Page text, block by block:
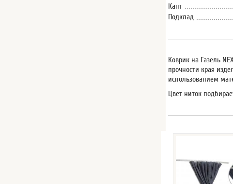
Кант
Подклад
Коврик на Газель
прочности края
использованием
Цвет ниток